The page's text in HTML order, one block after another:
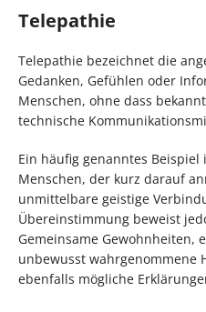
Telepathie
Telepathie bezeichnet die
Gedanken, Gefühlen oder
Menschen, ohne dass
technische
Ein häufig genanntes
Menschen, der kurz darauf
unmittelbare geistige
Übereinstimmung beweist
Gemeinsame Gewohnheiten,
unbewusst wahrgenommene
ebenfalls mögliche